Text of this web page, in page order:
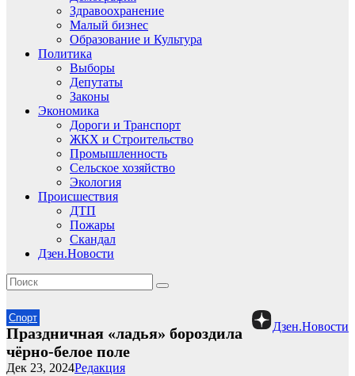
Здравоохранение
Малый бизнес
Образование и Культура
Политика
Выборы
Депутаты
Законы
Экономика
Дороги и Транспорт
ЖКХ и Строительство
Промышленность
Сельское хозяйство
Экология
Происшествия
ДТП
Пожары
Скандал
Дзен.Новости
Спорт
Дзен.Новости
Праздничная «ладья» бороздила
чёрно-белое поле
Редакция
Дек 23, 2024